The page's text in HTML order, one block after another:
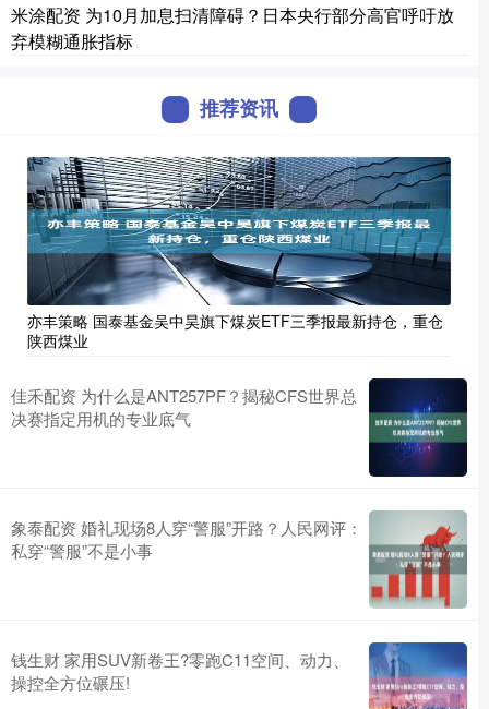
米涂配资 为10月加息扫清障碍？日本央行部分高官呼吁放
弃模糊通胀指标
推荐资讯
亦丰策略 国泰基金吴中昊旗下煤炭ETF三季报最新持仓，重仓
陕西煤业
佳禾配资 为什么是ANT257PF？揭秘CFS世界总
决赛指定用机的专业底气
象泰配资 婚礼现场8人穿“警服”开路？人民网评：
私穿“警服”不是小事
钱生财 家用SUV新卷王?零跑C11空间、动力、
操控全方位碾压!